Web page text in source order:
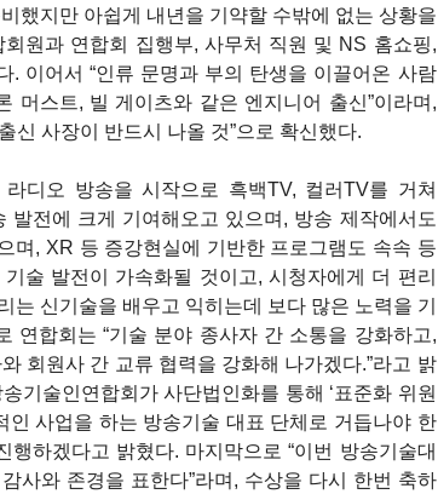
했지만 아쉽게 내년을 기약할 수밖에 없는 상황을
원과 연합회 집행부, 사무처 직원 및 NS 홈쇼핑,
. 이어서 “인류 문명과 부의 탄생을 이끌어온 사람
머스트, 빌 게이츠와 같은 엔지니어 출신”이라며,
신 사장이 반드시 나올 것”으로 확신했다.
디오 방송을 시작으로 흑백TV, 컬러TV를 거쳐
발전에 크게 기여해오고 있으며, 방송 제작에서도
며, XR 등 증강현실에 기반한 프로그램도 속속 등
술 발전이 가속화될 것이고, 시청자에게 더 편리
신기술을 배우고 익히는데 보다 많은 노력을 기
연합회는 “기술 분야 종사자 간 소통을 강화하고,
회원사 간 교류 협력을 강화해 나가겠다.”라고 밝
기술인연합회가 사단법인화를 통해 ‘표준화 위원
인 사업을 하는 방송기술 대표 단체로 거듭나야 한
행하겠다고 밝혔다. 마지막으로 “이번 방송기술대
사와 존경을 표한다”라며, 수상을 다시 한번 축하